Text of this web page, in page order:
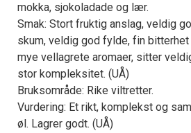
mokka, sjokoladade og lær.
Smak: Stort fruktig anslag, veldig
skum, veldig god fylde, fin
mye vellagrete aromaer, sitter
stor kompleksitet. (UÅ)
Bruksområde: Rike viltretter.
Vurdering: Et rikt, komplekst og
øl. Lagrer godt. (UÅ)